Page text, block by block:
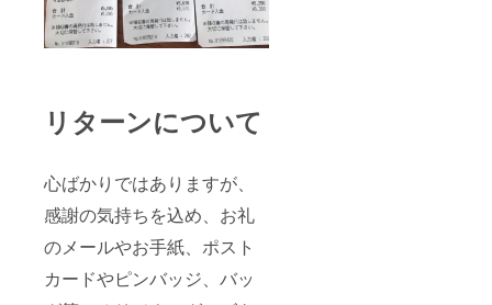
リターンについて
心ばかりではありますが、
感謝の気持ちを込め、お礼
のメールやお手紙、ポスト
カードやピンバッジ、バッ